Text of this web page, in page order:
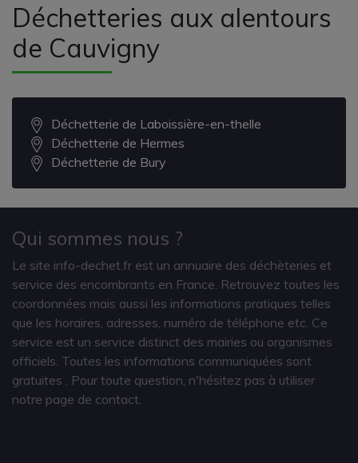
Déchetteries aux alentours
de Cauvigny
Déchetterie de Laboissière-en-thelle
Déchetterie de Hermes
Déchetterie de Bury
Qui sommes nous ?
Le site info-dechet.fr est un annuaire des déchèteries et
service des encombrants en France. Retrouvez toutes les
coordonnées mais aussi les informations pratiques telles
que les horaires, adresses, numéro de téléphone etc. Ce
service est un service distinct des mairies ou organismes
officiels. Toutes les informations communiquées sont
gratuites
. Pour toute question, n'hésitez pas à utiliser
notre page de contact.